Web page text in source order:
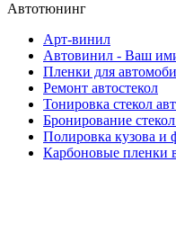
Автотюнинг
Арт-винил
Автовинил - Ваш
Пленки для
Ремонт автостекол
Тонировка стекол
Бронирование
Полировка кузова и
Карбоновые пленки